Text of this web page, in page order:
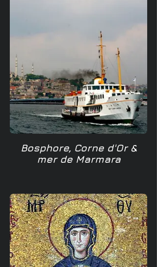
Bosphore, Corne d'Or &
mer de Marmara